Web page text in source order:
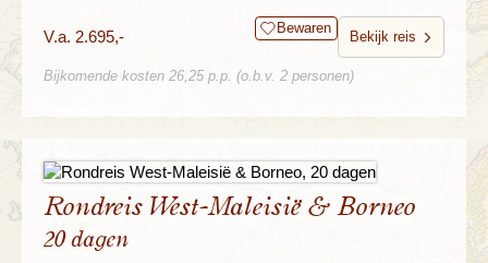
V.a. 2.695,- Bewaren
Bekijk reis
Bijkomende kosten 26,25 p.p. (o.b.v. 2 personen)
Rondreis West-Maleisië & Borneo
20 dagen